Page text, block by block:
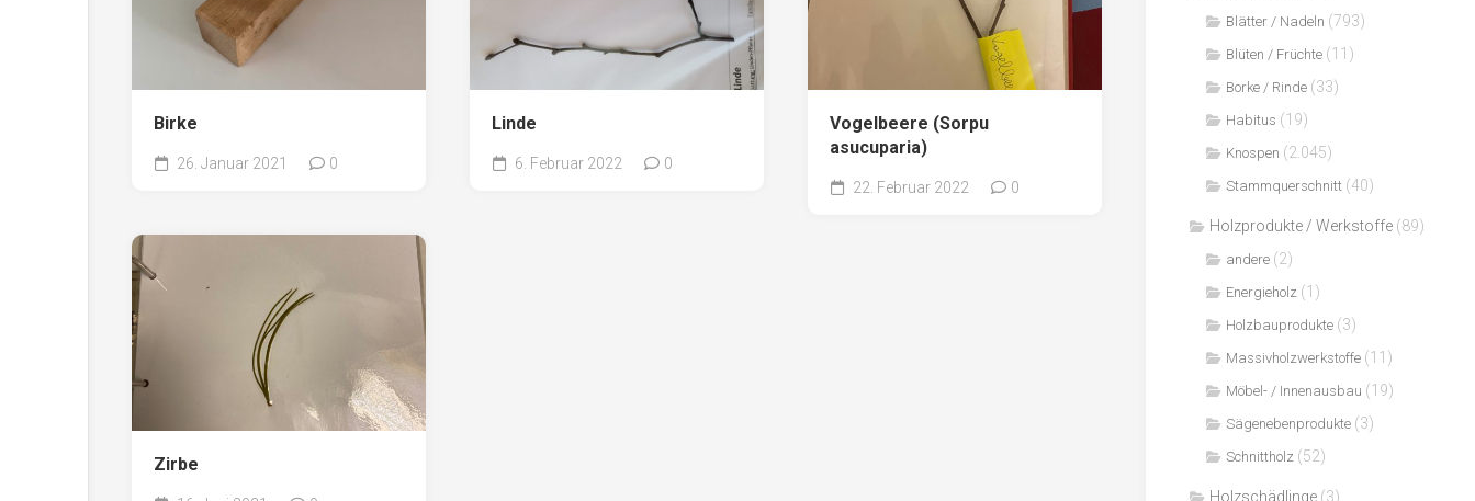
Birke
26. Januar 2021 0
Linde
6. Februar 2022 0
Vogelbeere (Sorpu
asucuparia)
22. Februar 2022 0
Zirbe
Blätter / Nadeln (793)
Blüten / Früchte (11)
Borke / Rinde (33)
Habitus (19)
Knospen (2.045)
Stammquerschnitt (40)
Holzprodukte / Werkstoffe (89)
andere (2)
Energieholz (1)
Holzbauprodukte (3)
Massivholzwerkstoffe (11)
Möbel- / Innenausbau (19)
Sägenebenprodukte (3)
Schnittholz (52)
Holzschädlinge (3)